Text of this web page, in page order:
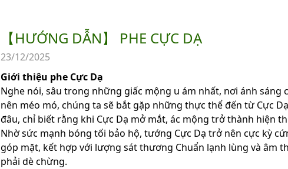
【HƯỚNG DẪN】 PHE CỰC DẠ
23/12/2025
Giới thiệu phe Cực Dạ
Nghe nói, sâu trong những giấc mộng u ám nhất, nơi ánh sáng
nên méo mó, chúng ta sẽ bắt gặp những thực thể đến từ Cực
đâu, chỉ biết rằng khi Cực Dạ mở mắt, ác mộng trở thành hiện
Nhờ sức mạnh bóng tối bảo hộ, tướng Cực Dạ trở nên cực kỳ
góp mặt, kết hợp với lượng sát thương Chuẩn lạnh lùng và âm
phải dè chừng.